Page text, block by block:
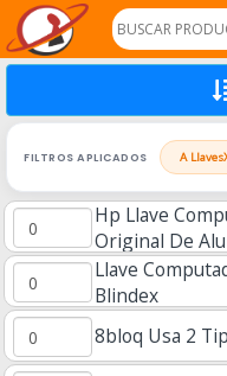
FILTROS APLICADOS A Llaves
Hp Llave
Original De
Llave
Blindex
8bloq Usa 2